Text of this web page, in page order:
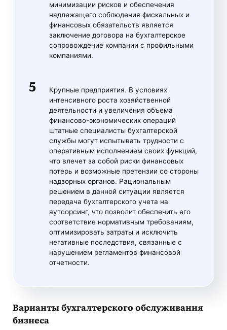
минимизации рисков и обеспечения
надлежащего соблюдения фискальных и
финансовых обязательств является
заключение договора на бухгалтерское
сопровождение компании с профильными
компаниями.
Крупные предприятия. В условиях
интенсивного роста хозяйственной
деятельности и увеличения объема
финансово-экономических операций
штатные специалисты бухгалтерской
службы могут испытывать трудности с
оперативным исполнением своих функций,
что влечет за собой риски финансовых
потерь и возможные претензии со стороны
надзорных органов. Рациональным
решением в данной ситуации является
передача бухгалтерского учета на
аутсорсинг, что позволит обеспечить его
соответствие нормативным требованиям,
оптимизировать затраты и исключить
негативные последствия, связанные с
нарушением регламентов финансовой
отчетности.
Варианты бухгалтерского обслуживания
бизнеса